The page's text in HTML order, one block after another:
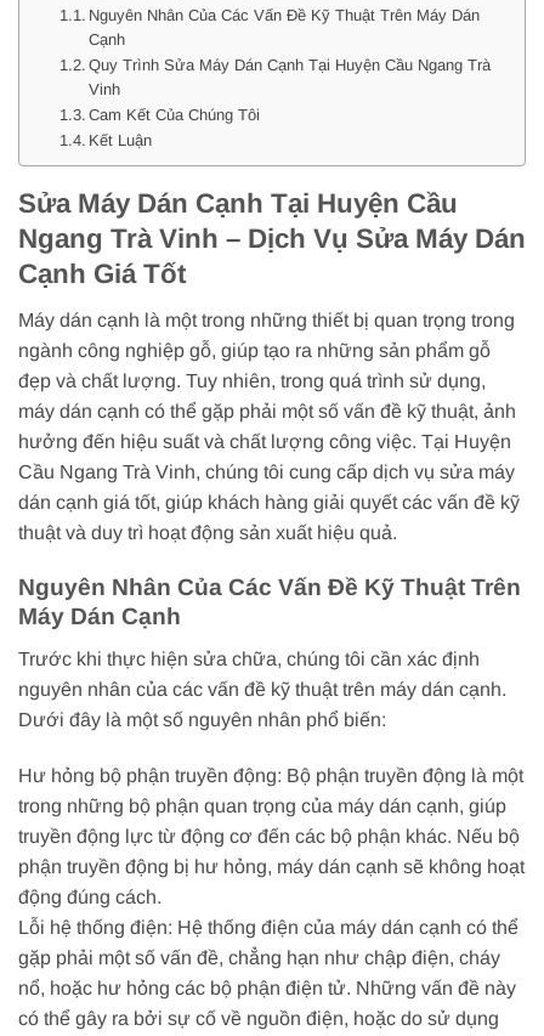
Nguyên Nhân Của Các Vấn Đề Kỹ Thuật Trên Máy Dán
Cạnh
Quy Trình Sửa Máy Dán Cạnh Tại Huyện Cầu Ngang Trà
Vinh
Cam Kết Của Chúng Tôi
Kết Luận
Sửa Máy Dán Cạnh Tại Huyện Cầu
Ngang Trà Vinh – Dịch Vụ Sửa Máy Dán
Cạnh Giá Tốt
Máy dán cạnh là một trong những thiết bị quan trọng trong
ngành công nghiệp gỗ, giúp tạo ra những sản phẩm gỗ
đẹp và chất lượng. Tuy nhiên, trong quá trình sử dụng,
máy dán cạnh có thể gặp phải một số vấn đề kỹ thuật, ảnh
hưởng đến hiệu suất và chất lượng công việc. Tại Huyện
Cầu Ngang Trà Vinh, chúng tôi cung cấp dịch vụ sửa máy
dán cạnh giá tốt, giúp khách hàng giải quyết các vấn đề kỹ
thuật và duy trì hoạt động sản xuất hiệu quả.
Nguyên Nhân Của Các Vấn Đề Kỹ Thuật Trên
Máy Dán Cạnh
Trước khi thực hiện sửa chữa, chúng tôi cần xác định
nguyên nhân của các vấn đề kỹ thuật trên máy dán cạnh.
Dưới đây là một số nguyên nhân phổ biến:
Hư hỏng bộ phận truyền động: Bộ phận truyền động là một
trong những bộ phận quan trọng của máy dán cạnh, giúp
truyền động lực từ động cơ đến các bộ phận khác. Nếu bộ
phận truyền động bị hư hỏng, máy dán cạnh sẽ không hoạt
động đúng cách.
Lỗi hệ thống điện: Hệ thống điện của máy dán cạnh có thể
gặp phải một số vấn đề, chẳng hạn như chập điện, cháy
nổ, hoặc hư hỏng các bộ phận điện tử. Những vấn đề này
có thể gây ra bởi sự cố về nguồn điện, hoặc do sử dụng